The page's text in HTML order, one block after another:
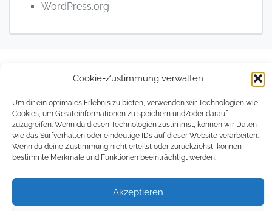
Cookie-Zustimmung verwalten
Um dir ein optimales Erlebnis zu bieten, verwenden wir Technologien wie
Cookies, um Geräteinformationen zu speichern und/oder darauf
zuzugreifen. Wenn du diesen Technologien zustimmst, können wir Daten
wie das Surfverhalten oder eindeutige IDs auf dieser Website verarbeiten.
Wenn du deine Zustimmung nicht erteilst oder zurückziehst, können
bestimmte Merkmale und Funktionen beeinträchtigt werden.
Akzeptieren
WordPress.org
© 2008 - 2026, The Magical Digital Nomad
Datenschutzerklärung Impressum
(EU)